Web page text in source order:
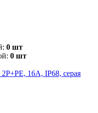
0 шт
0 шт
16А, IP68, серая